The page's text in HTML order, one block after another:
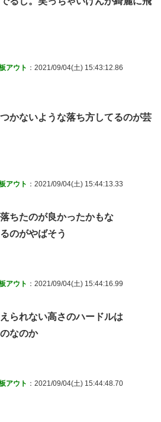
アウト ：2021/09/04(土) 15:43:12.86
かないような落ち方してるのが芸
アウト ：2021/09/04(土) 15:44:13.33
ちたのが良かったかもな
のがやばそう
アウト ：2021/09/04(土) 15:44:16.99
られない高さのハードルは
なのか
アウト ：2021/09/04(土) 15:44:48.70